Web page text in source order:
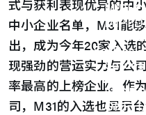
MIPI
MIPI
MIPI
SerDes
DDR
ONFI
式与获利表现优异的中
中小企业名单，M31能
出，成为今年20家入选
现强劲的营运实力与公
率最高的上榜企业。作
司，M31的入选也显示